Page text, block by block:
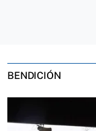
BENDICIÓN